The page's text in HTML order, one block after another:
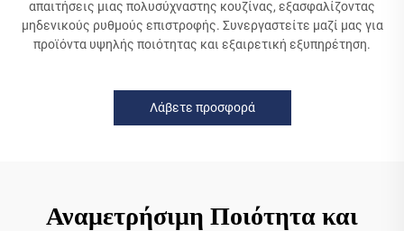
απαιτήσεις μιας πολυσύχναστης κουζίνας, εξασφαλίζοντας
μηδενικούς ρυθμούς επιστροφής. Συνεργαστείτε μαζί μας για
προϊόντα υψηλής ποιότητας και εξαιρετική εξυπηρέτηση.
Λάβετε προσφορά
Αναμετρήσιμη Ποιότητα και